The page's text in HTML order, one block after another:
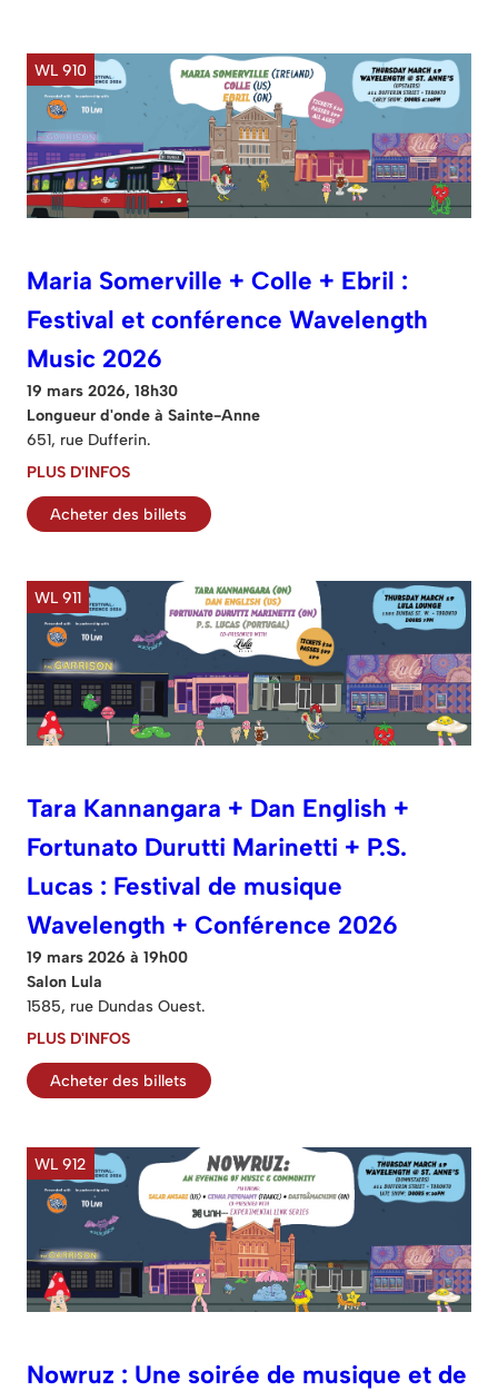
WL 910
Maria Somerville + Colle + Ebril :
Festival et conférence Wavelength
Music 2026
19 mars 2026, 18h30
Longueur d'onde à Sainte-Anne
651, rue Dufferin.
PLUS D'INFOS
Acheter des billets
WL 911
Tara Kannangara + Dan English +
Fortunato Durutti Marinetti + P.S.
Lucas : Festival de musique
Wavelength + Conférence 2026
19 mars 2026 à 19h00
Salon Lula
1585, rue Dundas Ouest.
PLUS D'INFOS
Acheter des billets
WL 912
Nowruz : Une soirée de musique et de